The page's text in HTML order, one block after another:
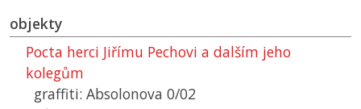
objekty
Pocta herci Jiřímu Pechovi a dalším jeho
kolegům
graffiti: Absolonova 0/02